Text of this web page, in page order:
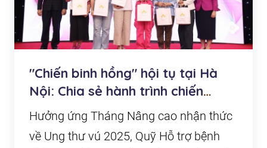
"Chiến binh hồng" hội tụ tại Hà
Nội: Chia sẻ hành trình chiến
thắng ung thư...
Hưởng ứng Tháng Nâng cao nhận thức
về Ung thư vú 2025, Quỹ Hỗ trợ bệnh